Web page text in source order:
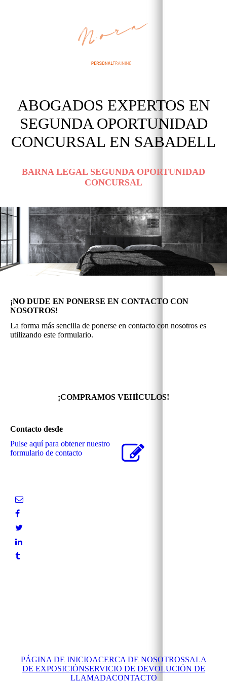
ABOGADOS EXPERTOS EN
SEGUNDA OPORTUNIDAD
CONCURSAL EN SABADELL
BARNA LEGAL SEGUNDA OPORTUNIDAD
CONCURSAL
¡NO DUDE EN PONERSE EN CONTACTO CON
NOSOTROS!
La forma más sencilla de ponerse en contacto con nosotros es
utilizando este formulario.
¡COMPRAMOS VEHÍCULOS!
Contacto desde
Pulse aquí para obtener nuestro
formulario de contacto
PÁGINA DE INICIOACERCA DE NOSOTROSSALA
DE EXPOSICIÓNSERVICIO DE DEVOLUCIÓN DE
LLAMADACONTACTO